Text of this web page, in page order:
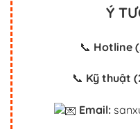
Ý
📞 Hotline
📞 Kỹ thuật
Email: